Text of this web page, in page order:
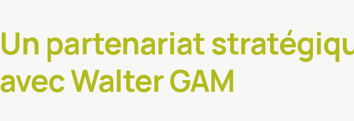
Un partenariat
avec Walter GAM